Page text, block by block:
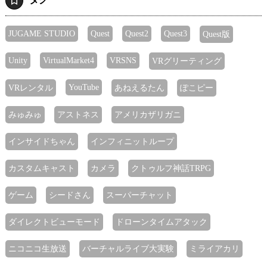
JUGAME STUDIO Quest Quest2 Quest3 Quest版
Unity VirtualMarket4 VRSNS VRグリーティング
VRレンタル YouTube あねえるたん ぽこピー
みゅみゅ アストネス アメリカザリガニ
インサイドちゃん インフィニットループ
カスタムキャスト カメラ クトゥルフ神話TRPG
ゲーム シードさん スーパーチャット
ダイレクトビューモード ドローンタイムアタック
ニコニコ生放送 バーチャルライブ大実験 ミライアカリ